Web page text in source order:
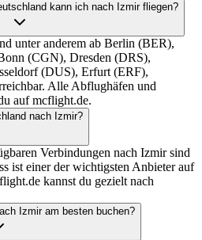
kann ich nach Izmir fliegen?
unter anderem ab Berlin (BER),
(CGN), Dresden (DRS),
(DUS), Erfurt (ERF),
Alle Abflughäfen und
auf mcflight.de.
nach Izmir?
Verbindungen nach Izmir sind
ist einer der wichtigsten Anbieter auf
kannst du gezielt nach
Izmir am besten buchen?